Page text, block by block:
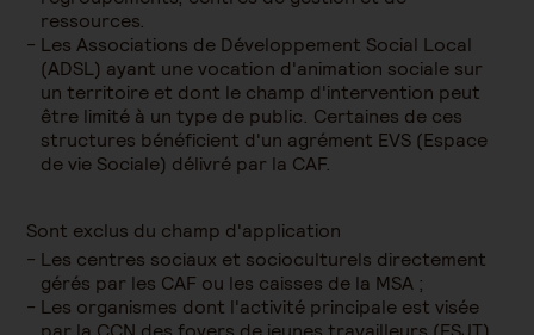
ressources.
Les Associations de Développement Social Local
(ADSL) ayant une vocation d'animation sociale sur
un territoire et dont le champ d'intervention peut
être limité à un type de public. Certaines de ces
structures bénéficient d'un agrément EVS (Espace
de vie Sociale) délivré par la CAF.
Sont exclus du champ d'application
Les centres sociaux et socioculturels directement
gérés par les CAF ou les caisses de la MSA ;
Les organismes dont l'activité principale est visée